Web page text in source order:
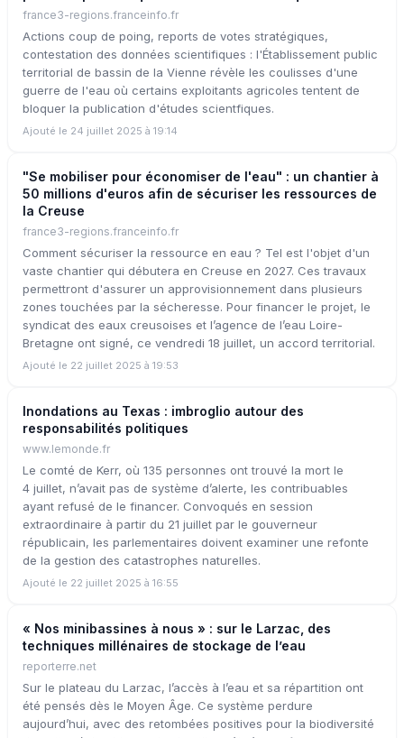
france3-regions.franceinfo.fr
Actions coup de poing, reports de votes stratégiques,
contestation des données scientifiques : l'Établissement public
territorial de bassin de la Vienne révèle les coulisses d'une
guerre de l'eau où certains exploitants agricoles tentent de
bloquer la publication d'études scientfiques.
Ajouté le 24 juillet 2025 à 19:14
"Se mobiliser pour économiser de l'eau" : un chantier à
50 millions d'euros afin de sécuriser les ressources de
la Creuse
france3-regions.franceinfo.fr
Comment sécuriser la ressource en eau ? Tel est l'objet d'un
vaste chantier qui débutera en Creuse en 2027. Ces travaux
permettront d'assurer un approvisionnement dans plusieurs
zones touchées par la sécheresse. Pour financer le projet, le
syndicat des eaux creusoises et l’agence de l’eau Loire-
Bretagne ont signé, ce vendredi 18 juillet, un accord territorial.
Ajouté le 22 juillet 2025 à 19:53
Inondations au Texas : imbroglio autour des
responsabilités politiques
www.lemonde.fr
Le comté de Kerr, où 135 personnes ont trouvé la mort le
4 juillet, n’avait pas de système d’alerte, les contribuables
ayant refusé de le financer. Convoqués en session
extraordinaire à partir du 21 juillet par le gouverneur
républicain, les parlementaires doivent examiner une refonte
de la gestion des catastrophes naturelles.
Ajouté le 22 juillet 2025 à 16:55
« Nos minibassines à nous » : sur le Larzac, des
techniques millénaires de stockage de l’eau
reporterre.net
Sur le plateau du Larzac, l’accès à l’eau et sa répartition ont
été pensés dès le Moyen Âge. Ce système perdure
aujourd’hui, avec des retombées positives pour la biodiversité